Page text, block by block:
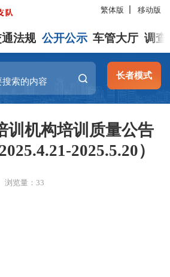
繁体版 移动版
法规 公开公示 车管大厅 调查
长者模式
训机构培训质量公告
2025.5.20）
浏览量：33